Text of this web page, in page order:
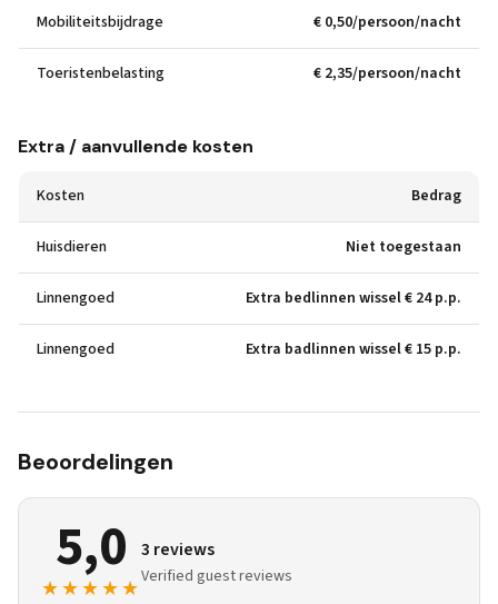
Mobiliteitsbijdrage € 0,50/persoon/nacht
Toeristenbelasting € 2,35/persoon/nacht
Extra / aanvullende kosten
Kosten Bedrag
Huisdieren Niet toegestaan
Linnengoed Extra bedlinnen wissel € 24 p.p.
Linnengoed Extra badlinnen wissel € 15 p.p.
Beoordelingen
5,0
★★★★★
3 reviews
Verified guest reviews